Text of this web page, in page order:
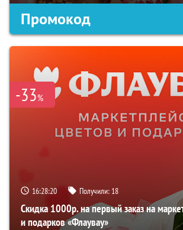
Промокод
-33%
16:28:20 Получили: 18
Скидка 1000р. на первый заказ на
и подарков «Флаувау»